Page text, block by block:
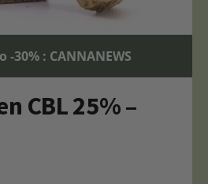
-30% : CANNANEWS
CBL 25% –